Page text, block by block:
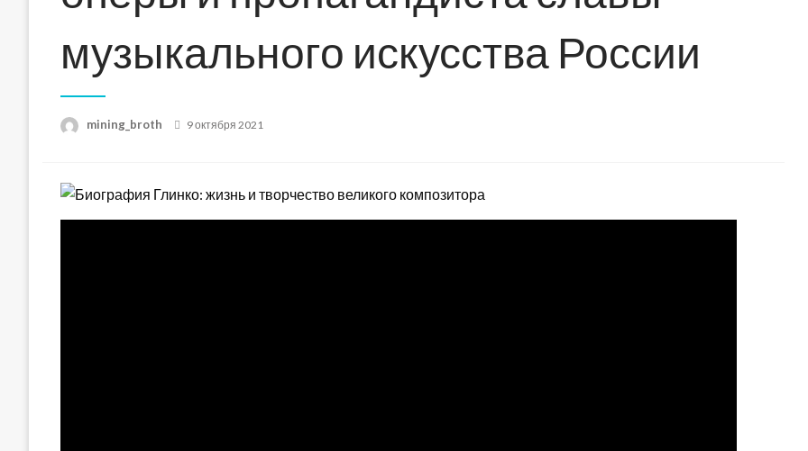
музыкального искусства России
mining_broth
Posted
9 октября 2021